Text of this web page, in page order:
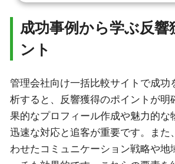
成功事例から学ぶ反響
ント
管理会社向け一括比較サイトで成功
析すると、反響獲得のポイントが明
果的なプロフィール作成や魅力的な
迅速な対応と追客が重要です。また
わせたコミュニケーション戦略や地